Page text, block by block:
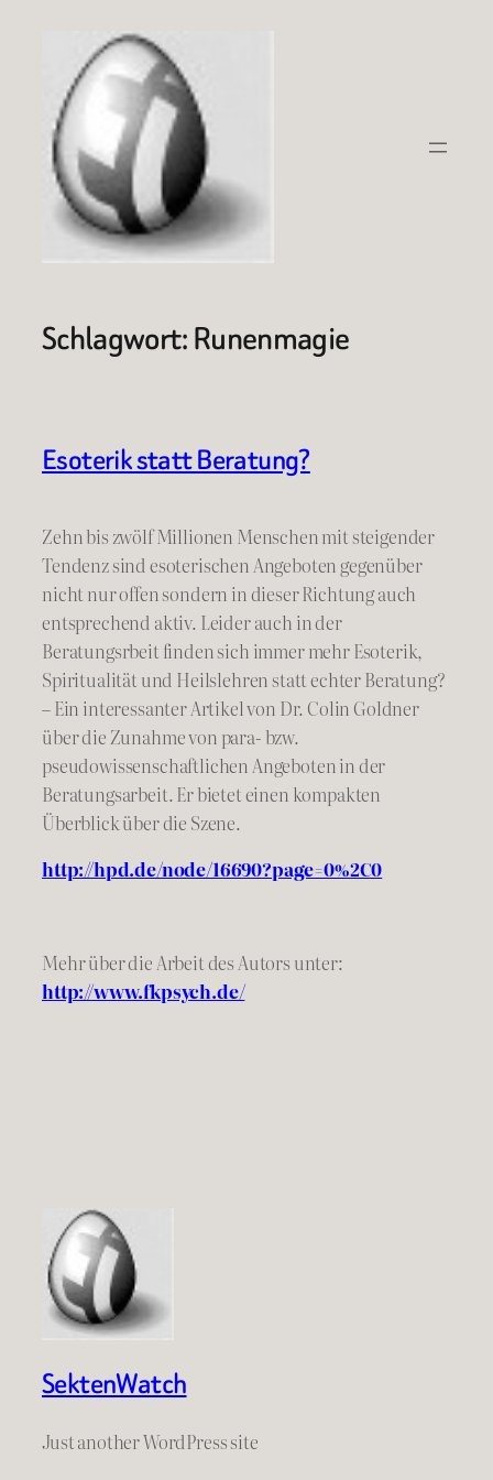
springen
Schlagwort:Runenmagie
Esoterik statt Beratung?
Zehn bis zwölf Millionen Menschen mit steigender
Tendenz sind esoterischen Angeboten gegenüber
nicht nur offen sondern in dieser Richtung auch
entsprechend aktiv. Leider auch in der
Beratungsrbeit finden sich immer mehr Esoterik,
Spiritualität und Heilslehren statt echter Beratung?
– Ein interessanter Artikel von Dr. Colin Goldner
über die Zunahme von para- bzw.
pseudowissenschaftlichen Angeboten in der
Beratungsarbeit. Er bietet einen kompakten
Überblick über die Szene.
http://hpd.de/node/16690?page=0%2C0
Mehr über die Arbeit des Autors unter:
http://www.fkpsych.de/
SektenWatch
Just another WordPress site